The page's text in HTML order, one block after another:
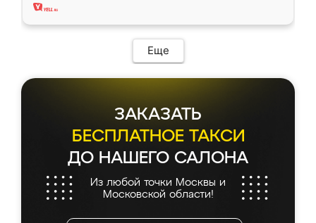
Еще
ЗАКАЗАТЬ
БЕСПЛАТНОЕ ТАКСИ
ДО НАШЕГО САЛОНА
Из любой точки Москвы и
Московской области!